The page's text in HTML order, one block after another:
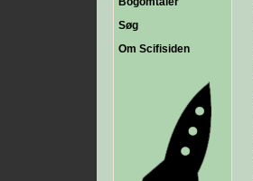
Søg
Om Scifisiden